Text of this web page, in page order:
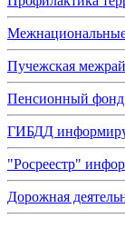
Пучежская
Пенсионный
ГИБДД
"Росреестр"
Дорожная